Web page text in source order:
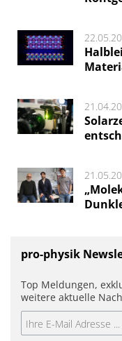
pro-physik
Top Meldungen,
weitere aktuelle